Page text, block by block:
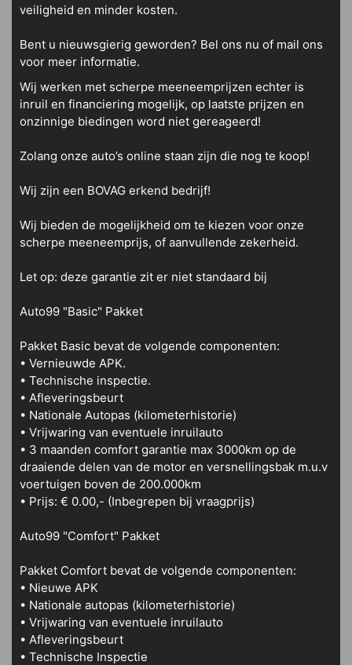
veiligheid en minder kosten.
Bent u nieuwsgierig geworden? Bel ons nu of mail ons
voor meer informatie.
Wij werken met scherpe meeneemprijzen echter is
inruil en financiering mogelijk, op laatste prijzen en
onzinnige biedingen word niet gereageerd!
Zolang onze auto’s online staan zijn die nog te koop!
Wij zijn een BOVAG erkend bedrijf!
Wij bieden de mogelijkheid om te kiezen voor onze
scherpe meeneemprijs, of aanvullende zekerheid.
Let op: deze garantie zit er niet standaard bij
Auto99 "Basic" Pakket
Pakket Basic bevat de volgende componenten:
• Vernieuwde APK.
• Technische inspectie.
• Afleveringsbeurt
• Nationale Autopas (kilometerhistorie)
• Vrijwaring van eventuele inruilauto
• 3 maanden comfort garantie max 3000km op de
draaiende delen van de motor en versnellingsbak m.u.v
voertuigen boven de 200.000km
• Prijs: € 0.00,- (Inbegrepen bij vraagprijs)
Auto99 "Comfort" Pakket
Pakket Comfort bevat de volgende componenten:
• Nieuwe APK
• Nationale autopas (kilometerhistorie)
• Vrijwaring van eventuele inruilauto
• Afleveringsbeurt
• Technische Inspectie